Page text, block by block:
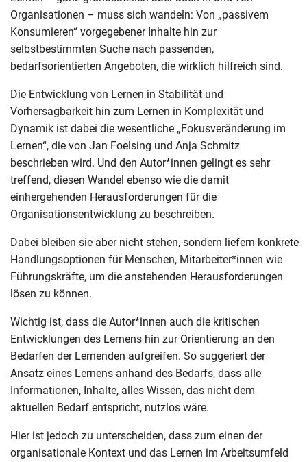
Organisationen – muss sich wandeln: Von „passivem
Konsumieren“ vorgegebener Inhalte hin zur
selbstbestimmten Suche nach passenden,
bedarfsorientierten Angeboten, die wirklich hilfreich sind.
Die Entwicklung von Lernen in Stabilität und
Vorhersagbarkeit hin zum Lernen in Komplexität und
Dynamik ist dabei die wesentliche „Fokusveränderung im
Lernen“, die von Jan Foelsing und Anja Schmitz
beschrieben wird. Und den Autor*innen gelingt es sehr
treffend, diesen Wandel ebenso wie die damit
einhergehenden Herausforderungen für die
Organisationsentwicklung zu beschreiben.
Dabei bleiben sie aber nicht stehen, sondern liefern konkrete
Handlungsoptionen für Menschen, Mitarbeiter*innen wie
Führungskräfte, um die anstehenden Herausforderungen
lösen zu können.
Wichtig ist, dass die Autor*innen auch die kritischen
Entwicklungen des Lernens hin zur Orientierung an den
Bedarfen der Lernenden aufgreifen. So suggeriert der
Ansatz eines Lernens anhand des Bedarfs, dass alle
Informationen, Inhalte, alles Wissen, das nicht dem
aktuellen Bedarf entspricht, nutzlos wäre.
Hier ist jedoch zu unterscheiden, dass zum einen der
organisationale Kontext und das Lernen im Arbeitsumfeld